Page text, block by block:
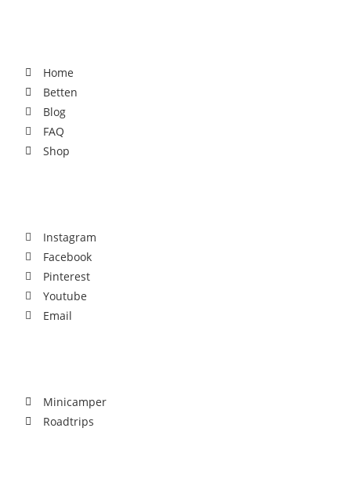
Home
Betten
Blog
FAQ
Shop
Instagram
Facebook
Pinterest
Youtube
Email
Minicamper
Roadtrips